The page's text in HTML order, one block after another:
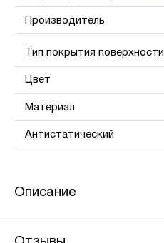
Производитель
Тип покрытия поверхности
Цвет
Материал
Антистатический
Описание